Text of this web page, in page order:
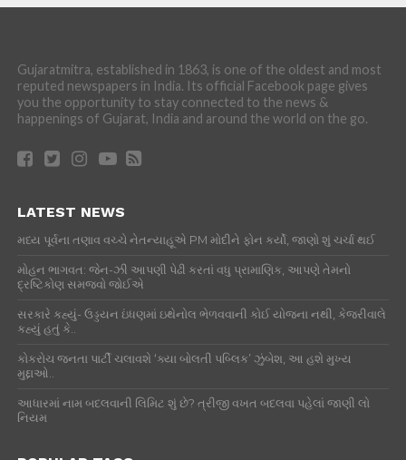
Gujaratmitra, established in 1863, is one of the oldest and most
reputed newspapers in India. Its official Facebook page gives
you the opportunity to stay connected to the news &
happenings of Gujarat, India and around the world on the go.
LATEST NEWS
મધ્ય પૂર્વના તણાવ વચ્ચે નેતન્યાહૂએ PM મોદીને ફોન કર્યો, જાણો શું ચર્ચા થઈ
મોહન ભાગવત: જેન-ઝી આપણી પેઢી કરતાં વધુ પ્રામાણિક, આપણે તેમનો
દ્રષ્ટિકોણ સમજવો જોઈએ
સરકારે કહ્યું- ઉડ્ડયન ઇંધણમાં ઇથેનોલ ભેળવવાની કોઈ યોજના નથી, કેજરીવાલે
કહ્યું હતું કે..
કોકરોચ જનતા પાર્ટી ચલાવશે ‘ક્યા બોલતી પબ્લિક’ ઝુંબેશ, આ હશે મુખ્ય
મુદ્દાઓ..
આધારમાં નામ બદલવાની લિમિટ શું છે? ત્રીજી વખત બદલવા પહેલાં જાણી લો
નિયમ